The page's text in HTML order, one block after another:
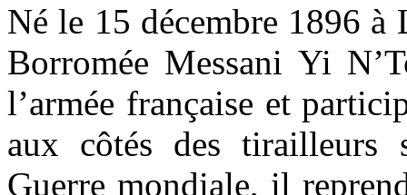
Né le 15 décembre 1896
Borromée Messani Yi
l’armée française et
aux côtés des tirailleurs
Guerre mondiale, il